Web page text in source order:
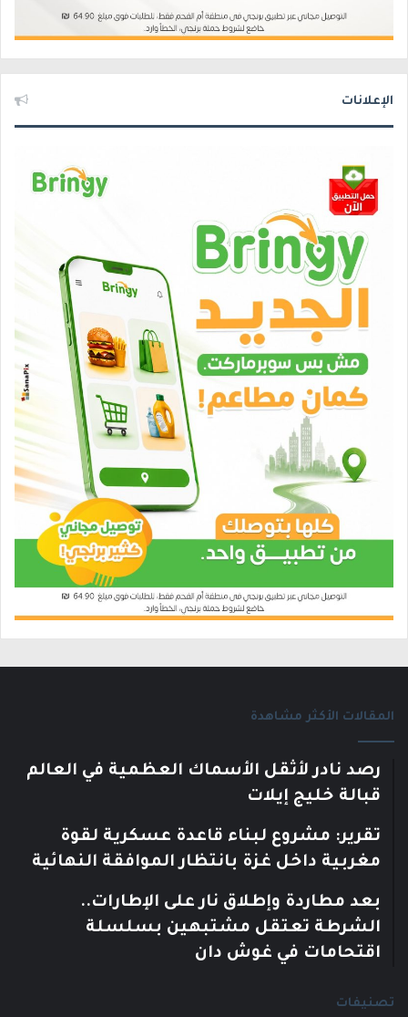
الإعلانات
المقالات الأكثر مشاهدة
رصد نادر لأثقل الأسماك العظمية في العالم
قبالة خليج إيلات
تقرير: مشروع لبناء قاعدة عسكرية لقوة
مغربية داخل غزة بانتظار الموافقة النهائية
بعد مطاردة وإطلاق نار على الإطارات..
الشرطة تعتقل مشتبهين بسلسلة
اقتحامات في غوش دان
تصنيفات